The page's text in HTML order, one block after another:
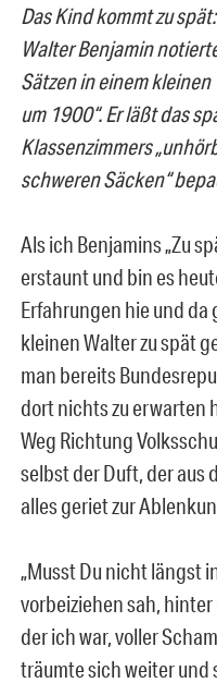
Das Kind kommt zu
Walter Benjamin
Sätzen in einem
um 1900“. Er läßt das
Klassenzimmers
schweren Säcken“
Als ich Benjamins „Zu
erstaunt und bin es
Erfahrungen hie und da
kleinen Walter zu spät
man bereits
dort nichts zu erwarten
Weg Richtung
selbst der Duft, der aus
alles geriet zur
„Musst Du nicht längst
vorbeiziehen sah,
der ich war, voller
träumte sich weiter und